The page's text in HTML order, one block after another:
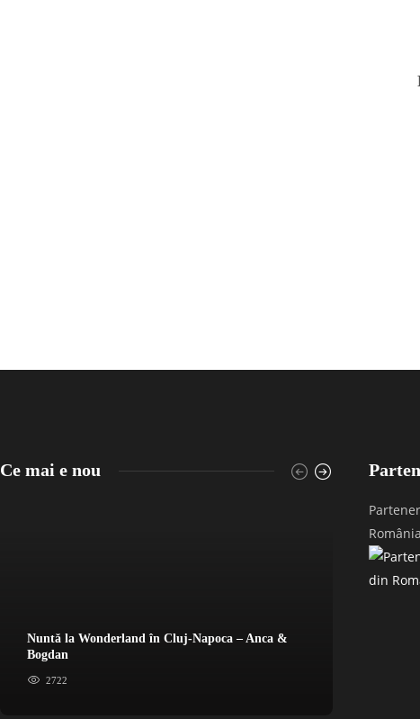
Ce mai e nou
Nuntă la Wonderland în Cluj-Napoca – Anca &
Bogdan
2722
România